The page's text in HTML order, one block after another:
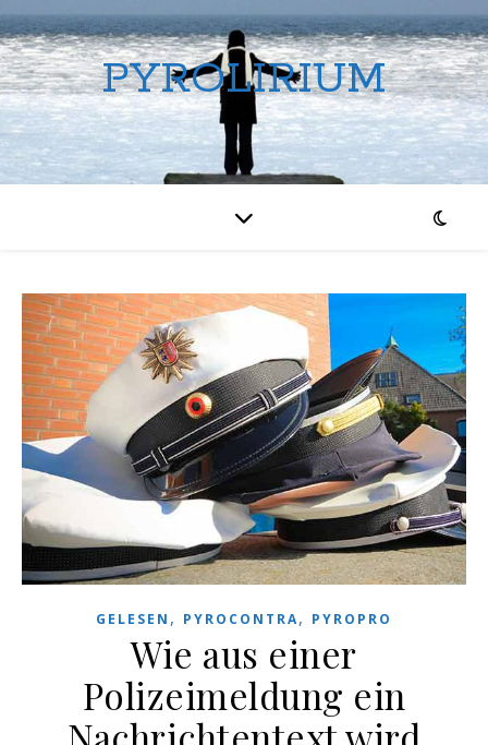
PYROLIRIUM
GELESEN , PYROCONTRA, PYROPRO
Wie aus einer
Polizeimeldung ein